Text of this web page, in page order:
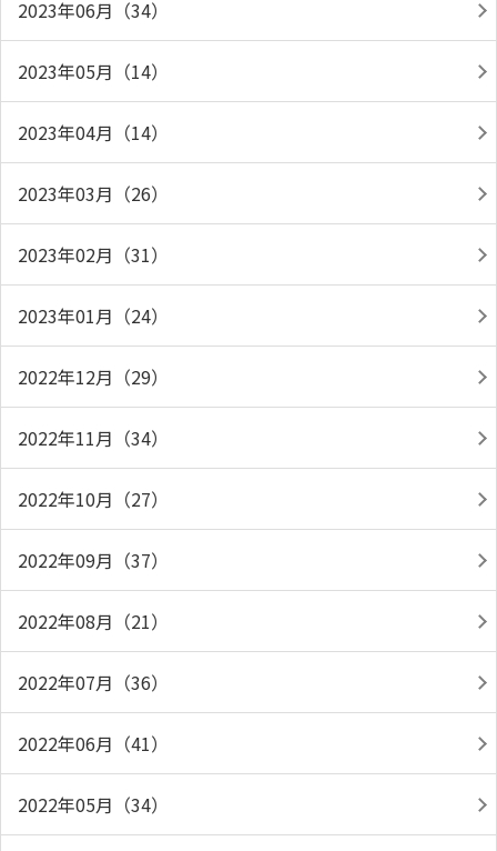
2023年06月（34）
2023年05月（14）
2023年04月（14）
2023年03月（26）
2023年02月（31）
2023年01月（24）
2022年12月（29）
2022年11月（34）
2022年10月（27）
2022年09月（37）
2022年08月（21）
2022年07月（36）
2022年06月（41）
2022年05月（34）